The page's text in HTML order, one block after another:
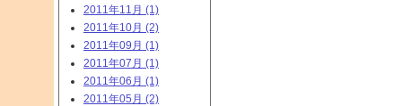
2011年11月 (1)
2011年10月 (2)
2011年09月 (1)
2011年07月 (1)
2011年06月 (1)
2011年05月 (2)